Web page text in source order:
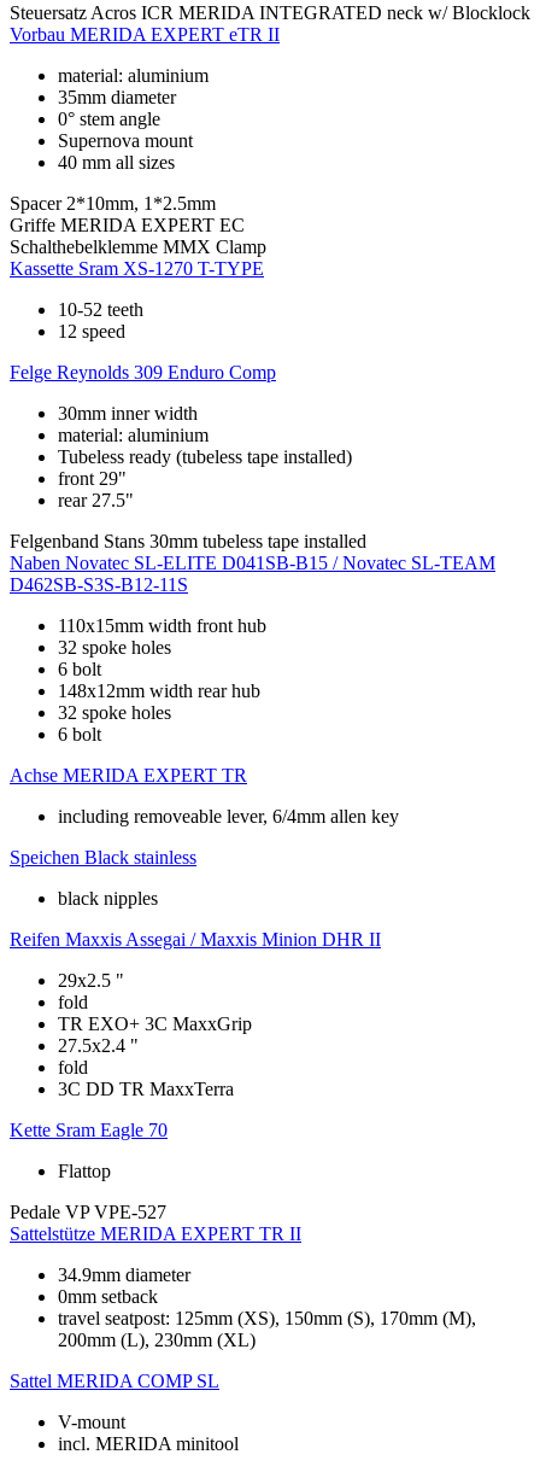
Steuersatz Acros ICR MERIDA INTEGRATED neck w/ Blocklock
Vorbau MERIDA EXPERT eTR II
material: aluminium
35mm diameter
0° stem angle
Supernova mount
40 mm all sizes
Spacer 2*10mm, 1*2.5mm
Griffe MERIDA EXPERT EC
Schalthebelklemme MMX Clamp
Kassette Sram XS-1270 T-TYPE
10-52 teeth
12 speed
Felge Reynolds 309 Enduro Comp
30mm inner width
material: aluminium
Tubeless ready (tubeless tape installed)
front 29"
rear 27.5"
Felgenband Stans 30mm tubeless tape installed
Naben Novatec SL-ELITE D041SB-B15 / Novatec SL-TEAM
D462SB-S3S-B12-11S
110x15mm width front hub
32 spoke holes
6 bolt
148x12mm width rear hub
32 spoke holes
6 bolt
Achse MERIDA EXPERT TR
including removeable lever, 6/4mm allen key
Speichen Black stainless
black nipples
Reifen Maxxis Assegai / Maxxis Minion DHR II
29x2.5 "
fold
TR EXO+ 3C MaxxGrip
27.5x2.4 "
fold
3C DD TR MaxxTerra
Kette Sram Eagle 70
Flattop
Pedale VP VPE-527
Sattelstütze MERIDA EXPERT TR II
34.9mm diameter
0mm setback
travel seatpost: 125mm (XS), 150mm (S), 170mm (M),
200mm (L), 230mm (XL)
Sattel MERIDA COMP SL
V-mount
incl. MERIDA minitool